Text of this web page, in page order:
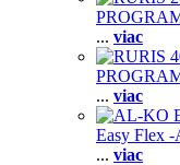
... viac
... viac
Easy Flex -
... viac